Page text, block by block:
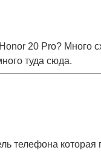
20 Pro? Много
туда сюда.
телефона